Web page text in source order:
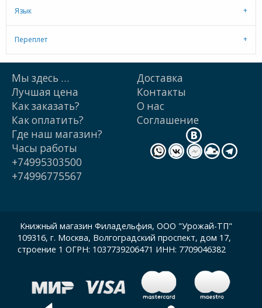
Язык
Переплет
Мы здесь …
Лучшая цена
Как заказать?
Как оплатить?
Доставка
Контакты
О нас
Cоглашение
Где наш магазин?
Часы работы
+74995303500
+74996775567
Книжный магазин Филадельфия, ООО "Урожай-ТП"
109316, г. Москва, Волгоградский проспект, дом 17,
строение 1 ОГРН: 1037739206471 ИНН: 7709046382